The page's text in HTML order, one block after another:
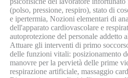
(polso, pressione, respiro), stato di
e ipertermia, Nozioni elementari di
dell'apparato cardiovascolare e
autoprotezione del personale addetto
Attuare gli interventi di primo
delle funzioni vitali: posizionamento
manovre per la pervietà delle prime
respirazione artificiale, massaggio